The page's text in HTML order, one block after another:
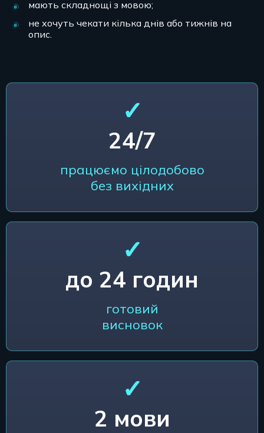
мають складнощі з мовою;
не хочуть чекати кілька днів або тижнів на
опис.
✓
24/7
працюємо цілодобово
без вихідних
✓
до 24 годин
готовий
висновок
✓
2 мови